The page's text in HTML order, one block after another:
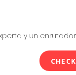
y un enrutador
CHECK